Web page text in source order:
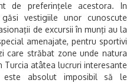
de preferinţele acestora. In
vestigiile unor cunoscute
de excursii în munţi au la
amenajate, pentru sportivi
care străbat zone unde natura
Turcia atâtea lucruri interesante
absolut imposibil să le